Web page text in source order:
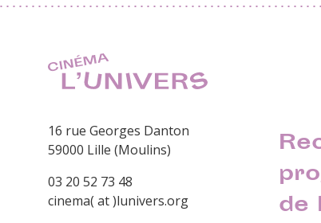
16 rue Georges Danton
59000 Lille (Moulins)
03 20 52 73 48
cinema( at )lunivers.org
de